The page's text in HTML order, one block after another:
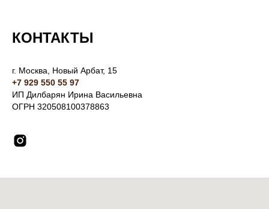
КОНТАКТЫ
г. Москва, Новый Арбат, 15
+7 929 550 55 97
ИП Дилбарян Ирина Васильевна
ОГРН 320508100378863